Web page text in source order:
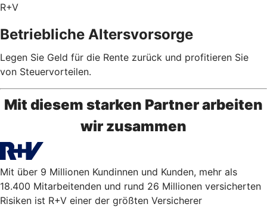
R+V
Betriebliche Altersvorsorge
Legen Sie Geld für die Rente zurück und profitieren Sie
von Steuervorteilen.
Mit diesem starken Partner arbeiten
wir zusammen
Mit über 9 Millionen Kundinnen und Kunden, mehr als
18.400 Mitarbeitenden und rund 26 Millionen versicherten
Risiken ist R+V einer der größten Versicherer